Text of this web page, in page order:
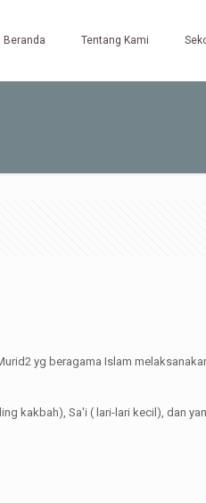
Beranda Tentang Kami
yg beragama Islam
kakbah), Sa'i ( lari-lari kecil), dan